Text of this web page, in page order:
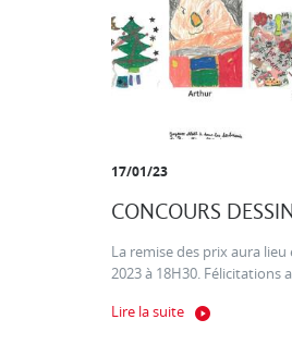
17/01/23
CONCOURS
La remise des prix aura
2023 à 18H30. Félicitations
Lire la suite